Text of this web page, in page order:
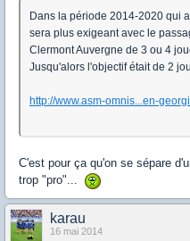
Dans la période 2014-2020 qui
sera plus exigeant avec le
Clermont Auvergne de 3 ou 4
Jusqu'alors l'objectif était de 2
http://www.asm-omnis...en-
C'est pour ça qu'on se sépare
trop "pro"...
karau
16 mai 2014